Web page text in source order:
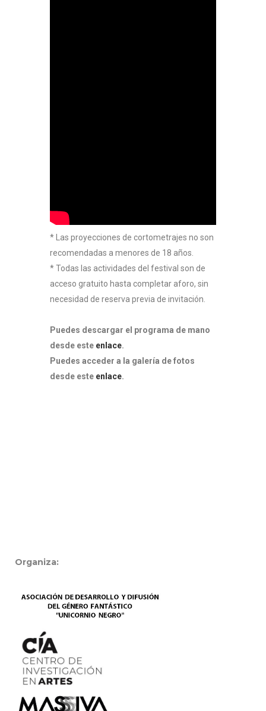
* Las proyecciones de cortometrajes no son
recomendadas a menores de 18 años.
* Todas las actividades del festival son de
acceso gratuito hasta completar aforo, sin
necesidad de reserva previa de invitación.
Puedes descargar el programa de mano
desde este enlace.
Puedes acceder a la galería de fotos
desde este enlace.
Organiza: